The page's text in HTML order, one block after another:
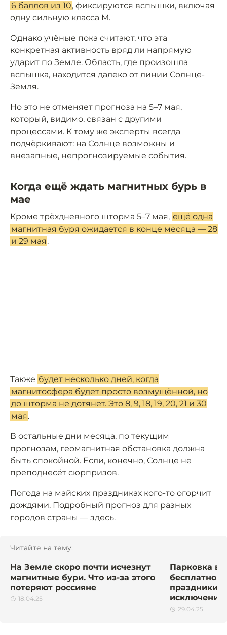
6 баллов из 10, фиксируются вспышки, включая
одну сильную класса М.
Однако учёные пока считают, что эта
конкретная активность вряд ли напрямую
ударит по Земле. Область, где произошла
вспышка, находится далеко от линии Солнце-
Земля.
Но это не отменяет прогноза на 5–7 мая,
который, видимо, связан с другими
процессами. К тому же эксперты всегда
подчёркивают: на Солнце возможны и
внезапные, непрогнозируемые события.
Когда ещё ждать магнитных бурь в
мае
Кроме трёхдневного шторма 5–7 мая, ещё одна
магнитная буря ожидается в конце месяца — 28
и 29 мая .
Также будет несколько дней, когда
магнитосфера будет просто возмущённой, но
до шторма не дотянет. Это 8, 9, 18, 19, 20, 21 и 30
мая .
В остальные дни месяца, по текущим
прогнозам, геомагнитная обстановка должна
быть спокойной. Если, конечно, Солнце не
преподнесёт сюрпризов.
Погода на майских праздниках кого-то огорчит
дождями. Подробный прогноз для разных
городов страны — здесь.
Читайте на тему:
На Земле скоро почти исчезнут
магнитные бури. Что из-за этого
потеряют россияне
18.04.25
Парковка в
бесплатной
праздники.
исключения
29.04.25